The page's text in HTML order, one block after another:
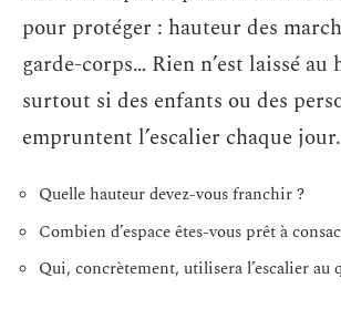
pour protéger : hauteur des
garde-corps… Rien n’est laissé au
surtout si des enfants ou des
empruntent l’escalier chaque jour.
Quelle hauteur devez-vous franchir ?
Combien d’espace êtes-vous prêt à
Qui, concrètement, utilisera l’escalier au